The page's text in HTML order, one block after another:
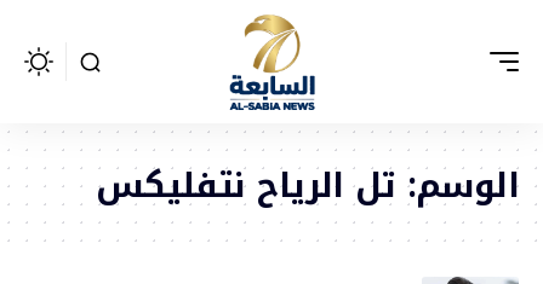
الوسم: تل الرياح نتفليكس